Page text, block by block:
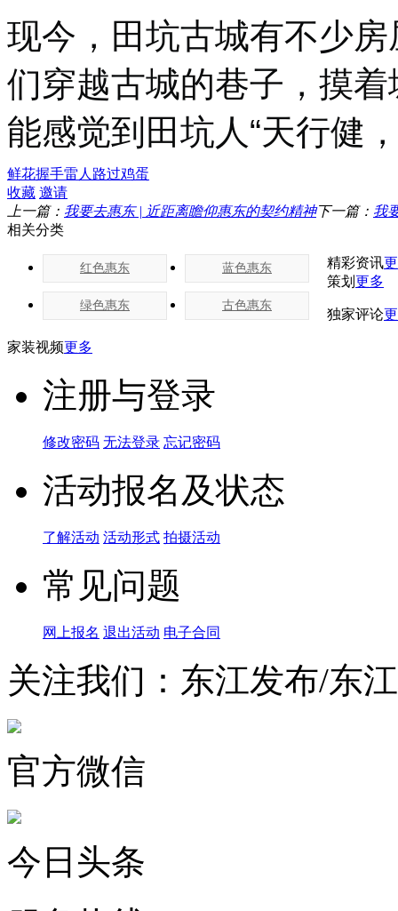
现今，田坑古城有不少
们穿越古城的巷子，摸
能感觉到田坑人“天行健
鲜花握手雷人 路过鸡蛋
收藏 邀请
上一篇： 我要去惠东 | 近距离瞻仰惠东的契约精神下一篇： 我
相关分类
红色惠东 蓝色惠东
绿色惠东 古色惠东
精彩资讯
策划 更多
独家评论
家装视频更多
注册与登录
修改密码 无法登录 忘记密码
活动报名及状态
了解活动 活动形式 拍摄活动
常见问题
网上报名 退出活动 电子合同
关注我们：东江发布/东
官方微信
今日头条